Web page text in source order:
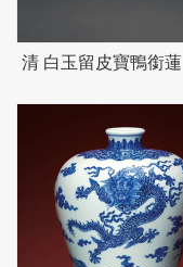
清 白玉留皮寶鴨銜蓮